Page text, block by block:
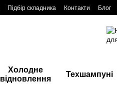
Підбір складника Контакти Блог
Холодне
відновлення
Техшампуні